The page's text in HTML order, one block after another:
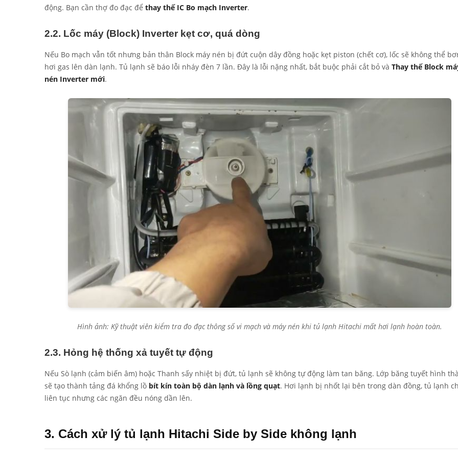
động. Bạn cần thợ đo đạc để thay thế IC Bo mạch Inverter.
2.2. Lốc máy (Block) Inverter kẹt cơ, quá dòng
Nếu Bo mạch vẫn tốt nhưng bản thân Block máy nén bị đứt cuộn dây đồng hoặc kẹt piston (chết cơ), lốc sẽ không thể
hơi gas lên dàn lạnh. Tủ lạnh sẽ báo lỗi nháy đèn 7 lần. Đây là lỗi nặng nhất, bắt buộc phải cắt bỏ và Thay thế Block
nén Inverter mới.
Hình ảnh: Kỹ thuật viên kiểm tra đo đạc thông số vi mạch và máy nén khi tủ lạnh Hitachi mất hơi lạnh hoàn toàn.
2.3. Hỏng hệ thống xả tuyết tự động
Nếu Sò lạnh (cảm biến âm) hoặc Thanh sấy nhiệt bị đứt, tủ lạnh sẽ không tự động làm tan băng. Lớp băng tuyết hình
sẽ tạo thành tảng đá khổng lồ bít kín toàn bộ dàn lạnh và lồng quạt. Hơi lạnh bị nhốt lại bên trong dàn đồng, tủ lạnh
liên tục nhưng các ngăn đều nóng dần lên.
3. Cách xử lý tủ lạnh Hitachi Side by Side không lạnh